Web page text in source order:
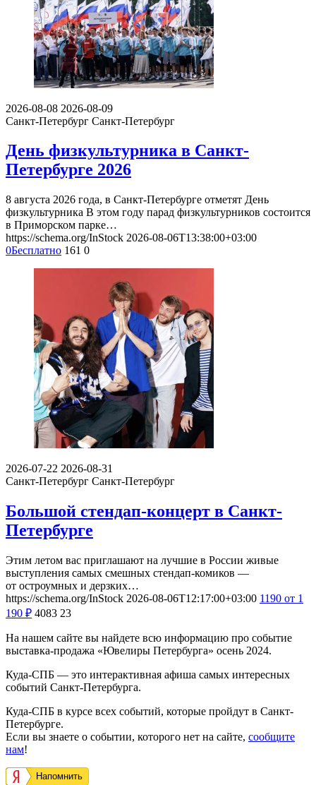
2026-08-08 2026-08-09
Санкт-Петербург Санкт-Петербург
День физкультурника в Санкт-
Петербурге 2026
8 августа 2026 года, в Санкт-Петербурге отметят День
физкультурника В этом году парад физкультурников состоится
в Приморском парке…
https://schema.org/InStock 2026-08-06T13:38:00+03:00
0Бесплатно 161 0
2026-07-22 2026-08-31
Санкт-Петербург Санкт-Петербург
Большой стендап-концерт в Санкт-
Петербурге
Этим летом вас приглашают на лучшие в России живые
выступления самых смешных стендап-комиков —
от остроумных и дерзких…
https://schema.org/InStock 2026-08-06T12:17:00+03:00 1190 от 1
190 ₽ 4083 23
На нашем сайте вы найдете всю информацию про событие
выставка-продажа «Ювелиры Петербурга» осень 2024.
Куда-СПБ — это интерактивная афиша самых интересных
событий Санкт-Петербурга.
Куда-СПБ в курсе всех событий, которые пройдут в Санкт-
Петербурге.
Если вы знаете о событии, которого нет на сайте, сообщите
нам!
Напомнить